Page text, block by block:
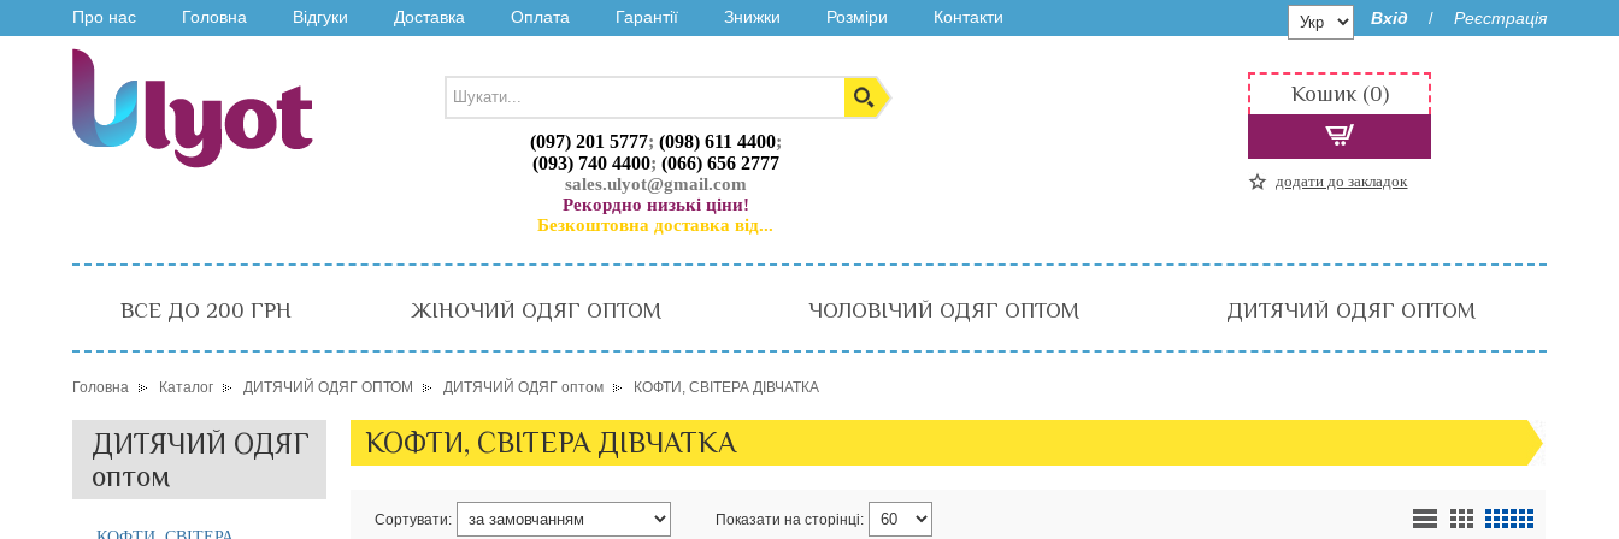
Про нас Головна Відгуки Доставка Оплата Гарантії Знижки Розміри Контакти Вхід / Реєстрація
(097) 201 5777; (098) 611 4400;
(093) 740 4400; (066) 656 2777
sales.ulyot@gmail.com
Рекордно низькі ціни!
Безкоштовна доставка від...
Кошик (0)
додати до закладок
ВСЕ ДО 200 ГРН ЖІНОЧИЙ ОДЯГ ОПТОМ ЧОЛОВІЧИЙ ОДЯГ ОПТОМ ДИТЯЧИЙ ОДЯГ ОПТОМ
Головна Каталог ДИТЯЧИЙ ОДЯГ ОПТОМ ДИТЯЧИЙ ОДЯГ оптом КОФТИ, СВІТЕРА ДІВЧАТКА
ДИТЯЧИЙ ОДЯГ
оптом
КОФТИ, СВІТЕРА ДІВЧАТКА
Сортувати: Показати на сторінці: